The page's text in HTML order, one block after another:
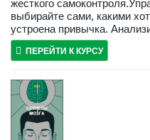
жесткого
выбирайте сами, какими
устроена привычка.
ПЕРЕЙТИ К КУРСУ